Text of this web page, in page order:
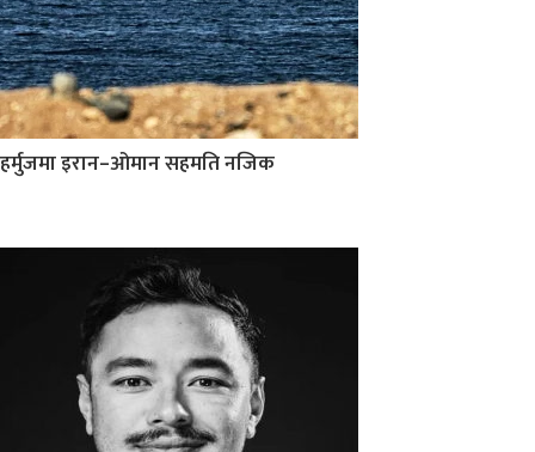
हर्मुजमा इरान–ओमान सहमति नजिक